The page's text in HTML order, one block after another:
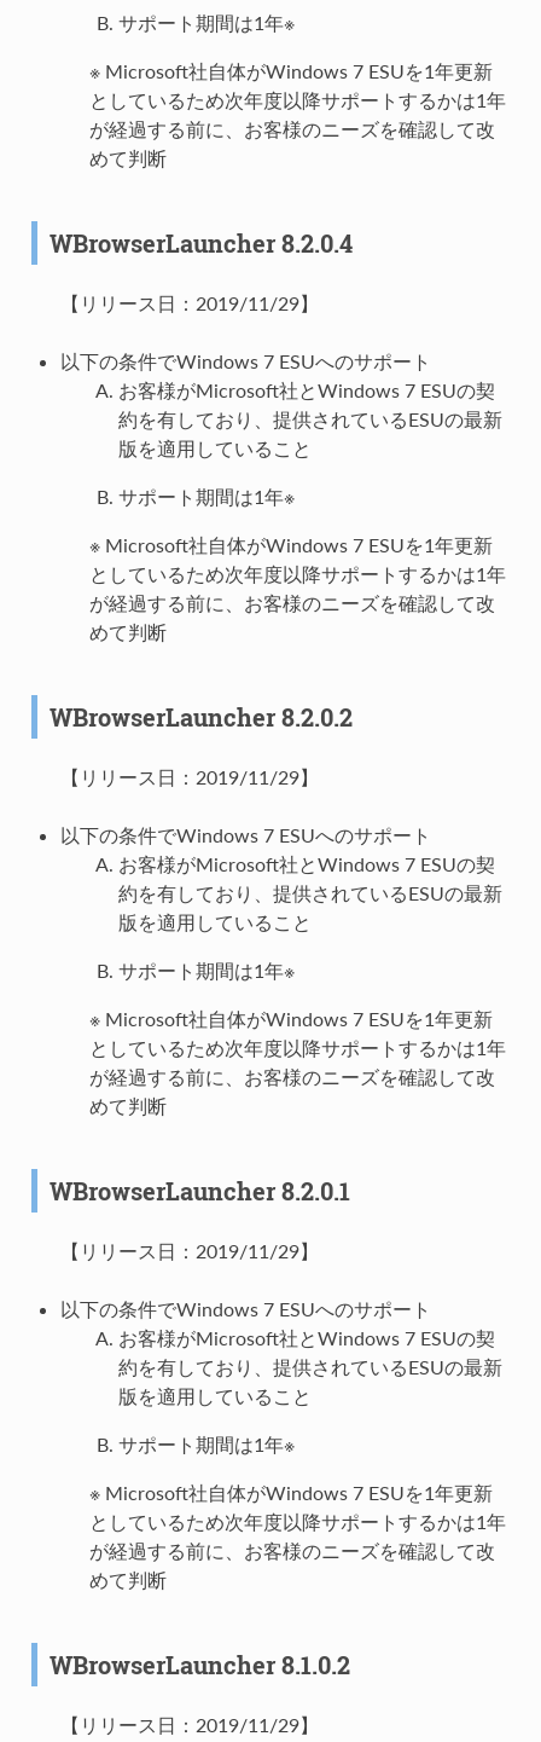
サポート期間は1年※
※ Microsoft社自体がWindows 7 ESUを1年更新
としているため次年度以降サポートするかは1年
が経過する前に、お客様のニーズを確認して改
めて判断
WBrowserLauncher 8.2.0.4
【リリース日：2019/11/29】
以下の条件でWindows 7 ESUへのサポート
お客様がMicrosoft社とWindows 7 ESUの契
約を有しており、提供されているESUの最新
版を適用していること
サポート期間は1年※
※ Microsoft社自体がWindows 7 ESUを1年更新
としているため次年度以降サポートするかは1年
が経過する前に、お客様のニーズを確認して改
めて判断
WBrowserLauncher 8.2.0.2
【リリース日：2019/11/29】
以下の条件でWindows 7 ESUへのサポート
お客様がMicrosoft社とWindows 7 ESUの契
約を有しており、提供されているESUの最新
版を適用していること
サポート期間は1年※
※ Microsoft社自体がWindows 7 ESUを1年更新
としているため次年度以降サポートするかは1年
が経過する前に、お客様のニーズを確認して改
めて判断
WBrowserLauncher 8.2.0.1
【リリース日：2019/11/29】
以下の条件でWindows 7 ESUへのサポート
お客様がMicrosoft社とWindows 7 ESUの契
約を有しており、提供されているESUの最新
版を適用していること
サポート期間は1年※
※ Microsoft社自体がWindows 7 ESUを1年更新
としているため次年度以降サポートするかは1年
が経過する前に、お客様のニーズを確認して改
めて判断
WBrowserLauncher 8.1.0.2
【リリース日：2019/11/29】